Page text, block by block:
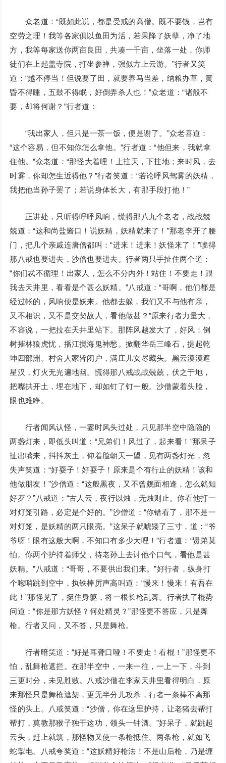
众老道：“既如此说，都是受戒的高僧。既不要钱，岂有
空劳之理！我等各家俱以鱼田为活，若果降了妖孽，净了地
方，我等每家送你两亩良田，共凑一千亩，坐落一处，你师
徒们在上起盖寺院，打坐参禅，强似方上云游。”行者又笑
道：“越不停当！但说要了田，就要养马当差，纳粮办草，黄
昏不得睡，五鼓不得眠，好倒弄杀人也！”众老道：“诸般不
要，却将何谢？”行者道：
“我出家人，但只是一茶一饭，便是谢了。”众老喜道：
“这个容易，但不知你怎么拿他。”行者道：“他但来，我就拿
住他。”众老道：“那怪大着哩！上拄天，下拄地；来时风，去
时雾，你却怎生近得他？”行者笑道：“若论呼风驾雾的妖精，
我把他当孙子罢了；若说身体长大，有那手段打他！”
正讲处，只听得呼呼风响，慌得那八九个老者，战战兢
兢道：“这和尚盐酱口！说妖精，妖精就来了！”那老李开了腰
门，把几个亲戚连唐僧都叫：“进来！进来！妖怪来了！”唬得
那八戒也要进去，沙僧也要进去。行者两只手扯住两个道：
“你们忒不循理！出家人，怎么不分内外！站住！不要走！跟
我去天井里，看看是个甚么妖精。”八戒道：“哥啊，他们都是
经过帐的，风响便是妖来。他都去躲，我们又不与他有亲，
又不相识，又不是交契故人，看他做甚？”原来行者力量大，
不容说，一把拉在天井里站下。那阵风越发大了，好风：倒
树摧林狼虎忧，播江搅海鬼神愁。掀翻华岳三峰石，提起乾
坤四部洲。村舍人家皆闭户，满庄儿女尽藏头。黑云漠漠遮
星汉，灯火无光遍地幽。慌得那八戒战战兢兢，伏之于地，
把嘴拱开土，埋在地下，却如钉了钉一般。沙僧蒙着头脸，
眼也难睁。
行者闻风认怪，一霎时风头过处，只见那半空中隐隐的
两盏灯来，即低头叫道：“兄弟们！风过了，起来看！”那呆子
扯出嘴来，抖抖灰土，仰着脸朝天一望，见有两盏灯光，忽
失声笑道：“好耍子！好耍子！原来是个有行止的妖精！该和
他做朋友！”沙僧道：“这般黑夜，又不曾觌面相逢，怎么就知
好歹？”八戒道：“古人云，夜行以烛，无烛则止。你看他打一
对灯笼引路，必定是个好的。”沙僧道：“你错看了，那不是一
对灯笼，是妖精的两只眼亮。”这呆子就唬矮了三寸，道：“爷
爷呀！眼有这般大啊，不知口有多少大哩！”行者道：“贤弟莫
怕。你两个护持着师父，待老孙上去讨他个口气，看他是甚
妖精。”八戒道：“哥哥，不要供出我们来。”好行者，纵身打
个唿哨跳到空中，执铁棒厉声高叫道：“慢来！慢来！有吾在
此！”那怪见了，挺住身躯，将一根长枪乱舞。行者执了棍势
问道：“你是那方妖怪？何处精灵？”那怪更不答应，只是舞
枪。行者又问，又不答，只是舞枪。
行者暗笑道：“好是耳聋口哑！不要走！看棍！”那怪更不
怕，乱舞枪遮拦。在那半空中，一来一往，一上一下，斗到
三更时分，未见胜败。八戒沙僧在李家天井里看得明白，原
来那怪只是舞枪遮架，更无半分儿攻杀，行者一条棒不离那
怪的头上。八戒笑道：“沙僧，你在这里护持，让老猪去帮打
帮打，莫教那猴子独干这功，领头一钟酒。”好呆子，就跳起
云头，赶上就筑，那怪物又使一条枪抵住。两条枪，就如飞
蛇掣电。八戒夸奖道：“这妖精好枪法！不是山后枪，乃是缠